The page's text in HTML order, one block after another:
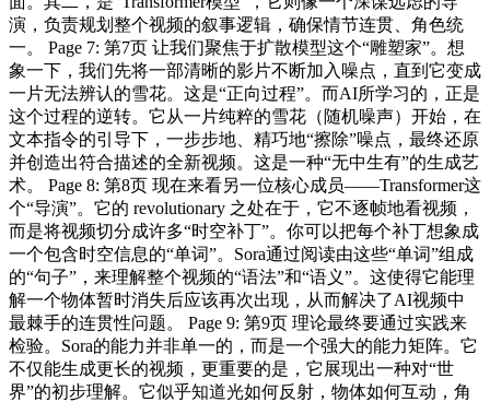
演，负责规划整个视频的叙事逻辑，确保情节连贯、角色统
一。 Page 7: 第7页 让我们聚焦于扩散模型这个“雕塑家”。想
象一下，我们先将一部清晰的影片不断加入噪点，直到它变成
一片无法辨认的雪花。这是“正向过程”。而AI所学习的，正是
这个过程的逆转。它从一片纯粹的雪花（随机噪声）开始，在
文本指令的引导下，一步步地、精巧地“擦除”噪点，最终还原
并创造出符合描述的全新视频。这是一种“无中生有”的生成艺
术。 Page 8: 第8页 现在来看另一位核心成员——Transformer这
个“导演”。它的 revolutionary 之处在于，它不逐帧地看视频，
而是将视频切分成许多“时空补丁”。你可以把每个补丁想象成
一个包含时空信息的“单词”。Sora通过阅读由这些“单词”组成
的“句子”，来理解整个视频的“语法”和“语义”。这使得它能理
解一个物体暂时消失后应该再次出现，从而解决了AI视频中
最棘手的连贯性问题。 Page 9: 第9页 理论最终要通过实践来
检验。Sora的能力并非单一的，而是一个强大的能力矩阵。它
不仅能生成更长的视频，更重要的是，它展现出一种对“世
界”的初步理解。它似乎知道光如何反射，物体如何互动，角